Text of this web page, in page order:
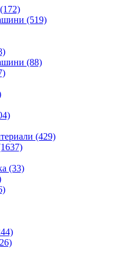
(172)
(519)
(88)
(429)
(33)